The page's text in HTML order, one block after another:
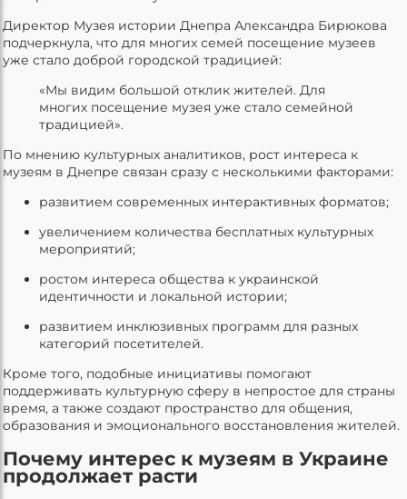
Директор Музея истории Днепра Александра Бирюкова
подчеркнула, что для многих семей посещение музеев
уже стало доброй городской традицией:
«Мы видим большой отклик жителей. Для
многих посещение музея уже стало семейной
традицией».
По мнению культурных аналитиков, рост интереса к
музеям в Днепре связан сразу с несколькими факторами:
развитием современных интерактивных форматов;
увеличением количества бесплатных культурных
мероприятий;
ростом интереса общества к украинской
идентичности и локальной истории;
развитием инклюзивных программ для разных
категорий посетителей.
Кроме того, подобные инициативы помогают
поддерживать культурную сферу в непростое для страны
время, а также создают пространство для общения,
образования и эмоционального восстановления жителей.
Почему интерес к музеям в Украине
продолжает расти